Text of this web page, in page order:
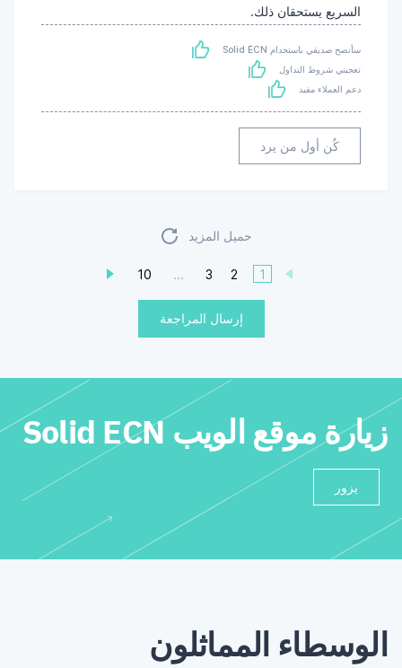
السريع يستحقان ذلك.
سأنصح صديقي باستخدام Solid ECN
تعجبني شروط التداول
دعم العملاء مفيد
كُن أول من يرد
حميل المزيد
1
2
3
...
10
إرسال المراجعة
زيارة موقع الويب Solid ECN
يزور
الوسطاء المماثلون